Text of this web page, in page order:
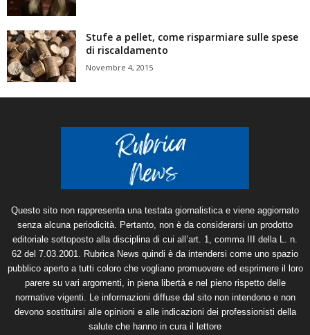
Stufe a pellet, come risparmiare sulle spese
di riscaldamento
Novembre 4, 2015
Questo sito non rappresenta una testata giornalistica e viene aggiornato
senza alcuna periodicità. Pertanto, non è da considerarsi un prodotto
editoriale sottoposto alla disciplina di cui all’art. 1, comma III della L. n.
62 del 7.03.2001. Rubrica News quindi è da intendersi come uno spazio
pubblico aperto a tutti coloro che vogliano promuovere ed esprimere il loro
parere su vari argomenti, in piena libertà e nel pieno rispetto delle
normative vigenti. Le informazioni diffuse dal sito non intendono e non
devono sostituirsi alle opinioni e alle indicazioni dei professionisti della
salute che hanno in cura il lettore